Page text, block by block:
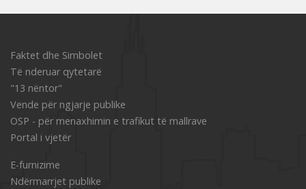
Faktet dhe Simbolet
Të nderuar qytetarë
"13 nëntor"
Vende për ngjarje publike
OSP - për menaxhimin e trafikut të mallrave
Portal i vjetër
Е-furnizime
Ndërmarrjet publike